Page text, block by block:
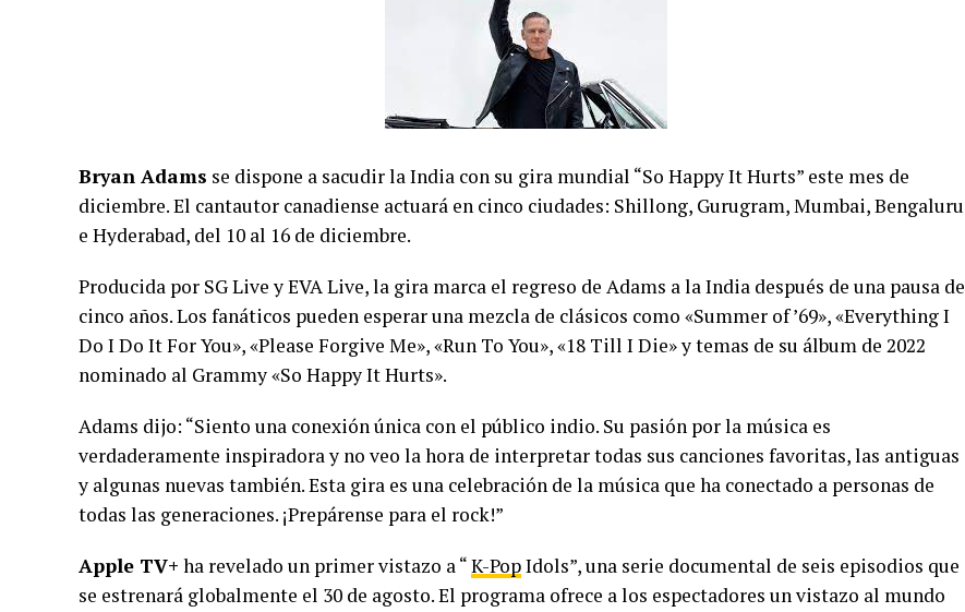
Bryan Adams se dispone a sacudir la India con su gira mundial “So Happy It Hurts” este mes de
diciembre. El cantautor canadiense actuará en cinco ciudades: Shillong, Gurugram, Mumbai, Bengaluru
e Hyderabad, del 10 al 16 de diciembre.
Producida por SG Live y EVA Live, la gira marca el regreso de Adams a la India después de una pausa de
cinco años. Los fanáticos pueden esperar una mezcla de clásicos como «Summer of ’69», «Everything I
Do I Do It For You», «Please Forgive Me», «Run To You», «18 Till I Die» y temas de su álbum de 2022
nominado al Grammy «So Happy It Hurts».
Adams dijo: “Siento una conexión única con el público indio. Su pasión por la música es
verdaderamente inspiradora y no veo la hora de interpretar todas sus canciones favoritas, las antiguas
y algunas nuevas también. Esta gira es una celebración de la música que ha conectado a personas de
todas las generaciones. ¡Prepárense para el rock!”
Apple TV+ ha revelado un primer vistazo a “K-PopIdols”, una serie documental de seis episodios que
se estrenará globalmente el 30 de agosto. El programa ofrece a los espectadores un vistazo al mundo